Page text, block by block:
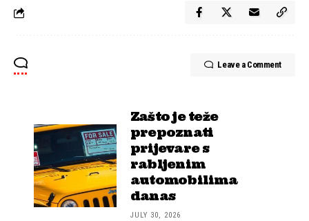
Leave a Comment
Zašto je teže
prepoznati
prijevare s
rabljenim
automobilima
danas
JULY 30, 2026